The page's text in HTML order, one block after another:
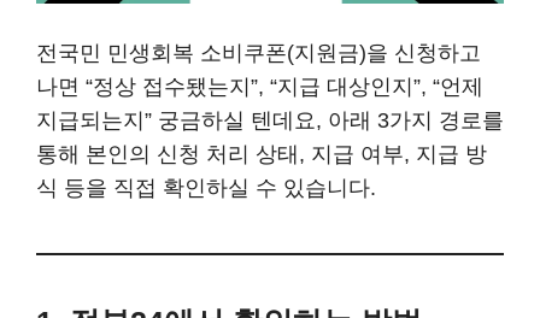
전국민 민생회복 소비쿠폰(지원금)을 신청하고
나면 “정상 접수됐는지”, “지급 대상인지”, “언제
지급되는지” 궁금하실 텐데요, 아래 3가지 경로를
통해 본인의 신청 처리 상태, 지급 여부, 지급 방
식 등을 직접 확인하실 수 있습니다.